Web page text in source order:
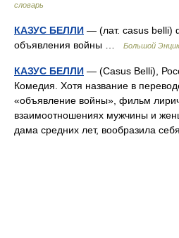
словарь
КАЗУС БЕЛЛИ — (лат. casus belli)
объявления войны …
Большой
КАЗУС БЕЛЛИ — (Casus Belli),
Комедия. Хотя название в
«объявление войны», фильм
взаимоотношениях мужчины и
дама средних лет, вообразила